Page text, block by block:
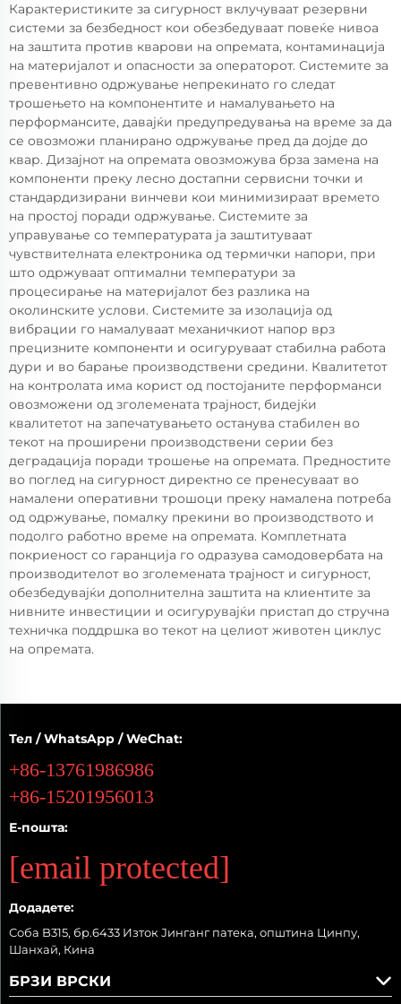
Карактеристиките за сигурност вклучуваат резервни
системи за безбедност кои обезбедуваат повеќе нивоа
на заштита против кварови на опремата, контаминација
на материјалот и опасности за операторот. Системите за
превентивно одржување непрекинато го следат
трошењето на компонентите и намалувањето на
перформансите, давајќи предупредувања на време за да
се овозможи планирано одржување пред да дојде до
квар. Дизајнот на опремата овозможува брза замена на
компоненти преку лесно достапни сервисни точки и
стандардизирани винчеви кои минимизираат времето
на простој поради одржување. Системите за
управување со температурата ја заштитуваат
чувствителната електроника од термички напори, при
што одржуваат оптимални температури за
процесирање на материјалот без разлика на
околинските услови. Системите за изолација од
вибрации го намалуваат механичкиот напор врз
прецизните компоненти и осигуруваат стабилна работа
дури и во барање производствени средини. Квалитетот
на контролата има корист од постојаните перформанси
овозможени од зголемената трајност, бидејќи
квалитетот на запечатувањето останува стабилен во
текот на проширени производствени серии без
деградација поради трошење на опремата. Предностите
во поглед на сигурност директно се пренесуваат во
намалени оперативни трошоци преку намалена потреба
од одржување, помалку прекини во производството и
подолго работно време на опремата. Комплетната
покриеност со гаранција го одразува самодовербата на
производителот во зголемената трајност и сигурност,
обезбедувајќи дополнителна заштита на клиентите за
нивните инвестиции и осигурувајќи пристап до стручна
техничка поддршка во текот на целиот животен циклус
на опремата.
Тел / WhatsApp / WeChat:
+86-13761986986
+86-15201956013
Е-пошта:
[email protected]
Додадете:
Соба B315, бр.6433 Изток Јинганг патека, општина Цинпу,
Шанхай, Кина
БРЗИ ВРСКИ